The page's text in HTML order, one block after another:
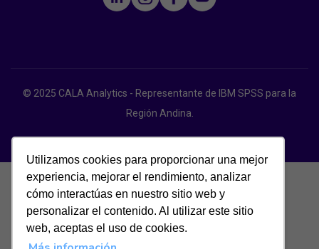
Utilizamos cookies para proporcionar una mejor
experiencia, mejorar el rendimiento, analizar
cómo interactúas en nuestro sitio web y
personalizar el contenido. Al utilizar este sitio
web, aceptas el uso de cookies.
© 2025 CALA Analytics - Representante de IBM SPSS para la
Región Andina.